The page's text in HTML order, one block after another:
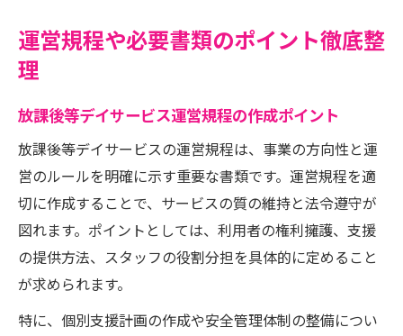
運営規程や必要書類のポイント徹底整
理
放課後等デイサービス運営規程の作成ポイント
放課後等デイサービスの運営規程は、事業の方向性と運
営のルールを明確に示す重要な書類です。運営規程を適
切に作成することで、サービスの質の維持と法令遵守が
図れます。ポイントとしては、利用者の権利擁護、支援
の提供方法、スタッフの役割分担を具体的に定めること
が求められます。
特に、個別支援計画の作成や安全管理体制の整備につい